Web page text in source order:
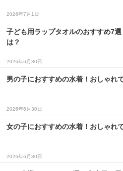
2026年7月1日
子ども用ラップタオルのおすすめ7
は？
2026年6月30日
男の子におすすめの水着！おしゃれ
2026年6月30日
女の子におすすめの水着！おしゃれ
2026年6月30日